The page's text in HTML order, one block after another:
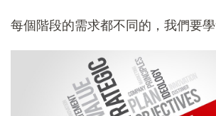
每個階段的需求都不同的，我們要學